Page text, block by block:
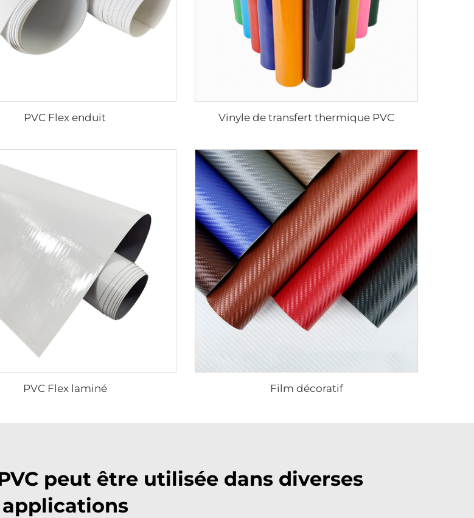
PVC Flex enduit Vinyle de transfert thermique PVC
PVC Flex laminé Film décoratif
peut être utilisée dans diverses
applications